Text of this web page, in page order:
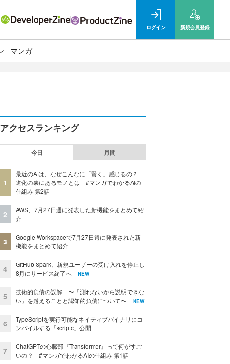
ログイン 新規会員登録
マンガ
アクセスランキング
今日 月間
1
最近のAIは、なぜこんなに「賢く」感じるの？
進化の裏にあるモノとは #マンガでわかるAIの
仕組み 第2話
2
AWS、7月27日週に発表した新機能をまとめて紹
介
3
Google Workspaceで7月27日週に発表された新
機能をまとめて紹介
4
GitHub Spark、新規ユーザーの受け入れを停止し
8月にサービス終了へ
NEW
5
技術的負債の誤解 〜「測れないから説明できな
い」を越えることと認知的負債について〜
NEW
6
TypeScriptを実行可能なネイティブバイナリにコ
ンパイルする「scriptc」公開
7
ChatGPTの心臓部『Transformer』って何がすご
いの？ #マンガでわかるAIの仕組み 第1話